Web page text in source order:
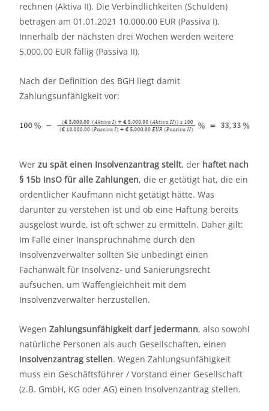
rechnen (Aktiva II). Die Verbindlichkeiten (Schulden)
betragen am 01.01.2021 10.000,00 EUR (Passiva I).
Innerhalb der nächsten drei Wochen werden weitere
5.000,00 EUR fällig (Passiva II).
Nach der Definition des BGH liegt damit
Zahlungsunfähigkeit vor:
Wer zu spät einen Insolvenzantrag stellt, der haftet nach
§ 15b InsO für alle Zahlungen, die er getätigt hat, die ein
ordentlicher Kaufmann nicht getätigt hätte. Was
darunter zu verstehen ist und ob eine Haftung bereits
ausgelöst wurde, ist oft schwer zu ermitteln. Daher gilt:
Im Falle einer Inanspruchnahme durch den
Insolvenzverwalter sollten Sie unbedingt einen
Fachanwalt für Insolvenz- und Sanierungsrecht
aufsuchen, um Waffengleichheit mit dem
Insolvenzverwalter herzustellen.
Wegen Zahlungsunfähigkeit darf jedermann, also sowohl
natürliche Personen als auch Gesellschaften, einen
Insolvenzantrag stellen. Wegen Zahlungsunfähigkeit
muss ein Geschäftsführer / Vorstand einer Gesellschaft
(z.B. GmbH, KG oder AG) einen Insolvenzantrag stellen.